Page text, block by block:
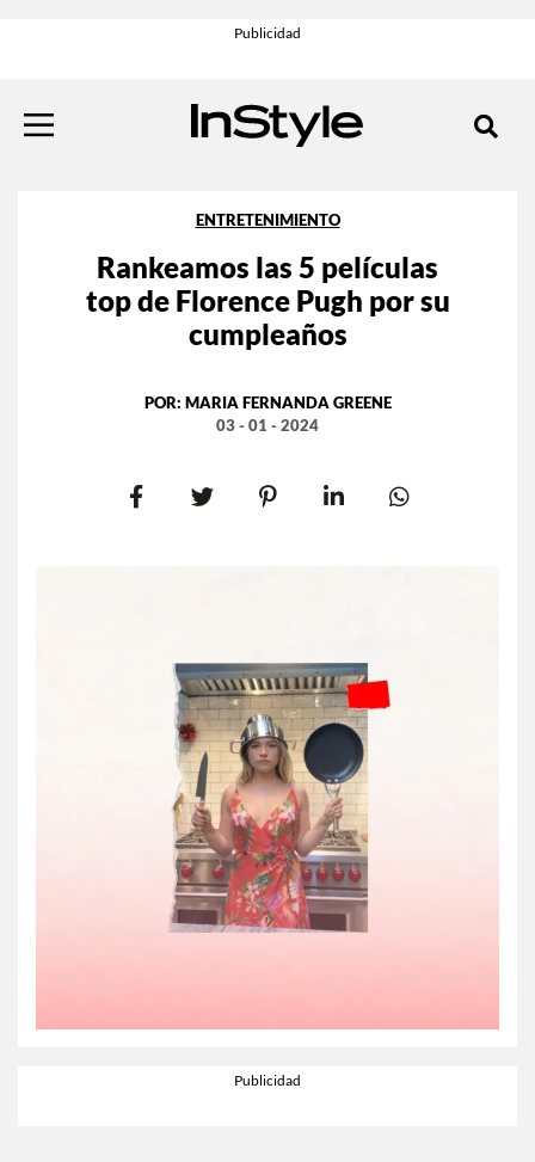
ENTRETENIMIENTO
Rankeamos las 5 películas
top de Florence Pugh por su
cumpleaños
POR: MARIA FERNANDA GREENE
03 - 01 - 2024